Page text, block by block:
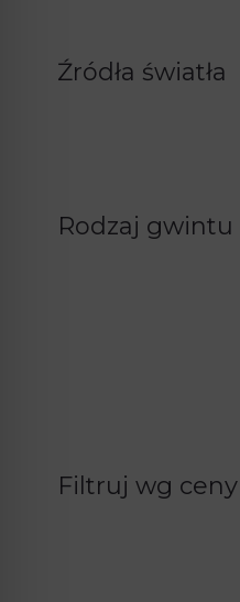
Źródła światła
Rodzaj gwintu
Filtruj wg ceny